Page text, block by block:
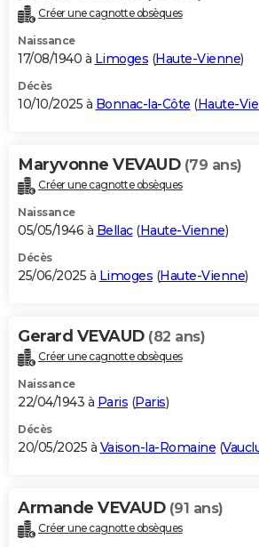
Destinations
City break
Voyage nature
Voyage de noces
Forum
Climat
+PHOTO
GUIDES D'ACHAT
BONS PLANS
Carte de Noël
Carte Bonne année
Carte Saint-Valentin
Carte Pâques
Carte d'anniversaire
DICTIONNAIRE
Dictionnaire
Biographies
Citations
Expressions
Proverbes
PROGRAMME TV
S'inscrire
Se connecter
Lycées
Collèges
Primaires
Universités
Entreprises
Service militaire
Avis de recherche
AVIS DE DÉCÈS
Bricolage
Lifestyle
Culture
Sport
Auto
Television
Voyage
Cinema
Créer une cagnotte obsèques
Naissance
17/08/1940 à Limoges (Haute-Vienne)
Décès
10/10/2025 à Bonnac-la-Côte (Haute-
Maryvonne VEVAUD (79 ans)
Créer une cagnotte obsèques
Naissance
05/05/1946 à Bellac(Haute-Vienne)
Décès
25/06/2025 à Limoges (Haute-Vienne)
Gerard VEVAUD (82 ans)
Créer une cagnotte obsèques
Naissance
22/04/1943 à Paris (Paris)
Décès
20/05/2025 à Vaison-la-Romaine (
Armande VEVAUD (91 ans)
Créer une cagnotte obsèques